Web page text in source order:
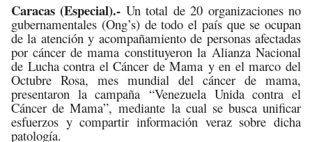
Caracas (Especial).- Un total de 20 organizaciones no
gubernamentales (Ong’s) de todo el país que se ocupan
de la atención y acompañamiento de personas afectadas
por cáncer de mama constituyeron la Alianza Nacional
de Lucha contra el Cáncer de Mama y en el marco del
Octubre Rosa, mes mundial del cáncer de mama,
presentaron la campaña “Venezuela Unida contra el
Cáncer de Mama”, mediante la cual se busca unificar
esfuerzos y compartir información veraz sobre dicha
patología.